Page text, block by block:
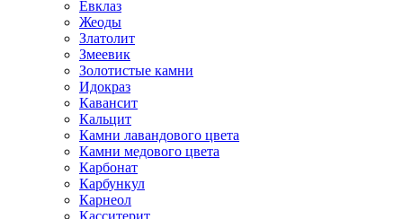
Евклаз
Жеоды
Златолит
Змеевик
Золотистые камни
Идокраз
Кавансит
Кальцит
Камни лавандового цвета
Камни медового цвета
Карбонат
Карбункул
Карнеол
Касситерит